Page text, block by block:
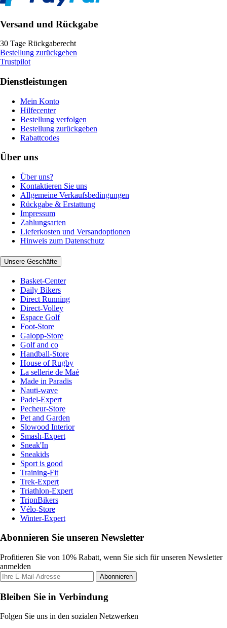
Versand und Rückgabe
30 Tage Rückgaberecht
Bestellung zurückgeben
Trustpilot
Dienstleistungen
Mein Konto
Hilfecenter
Bestellung verfolgen
Bestellung zurückgeben
Rabattcodes
Über uns
Über uns?
Kontaktieren Sie uns
Allgemeine Verkaufsbedingungen
Rückgabe & Erstattung
Impressum
Zahlungsarten
Lieferkosten und Versandoptionen
Hinweis zum Datenschutz
Unsere Geschäfte
Basket-Center
Daily Bikers
Direct Running
Direct-Volley
Espace Golf
Foot-Store
Galopp-Store
Golf and co
Handball-Store
House of Rugby
La sellerie de Maé
Made in Paradis
Nauti-wave
Padel-Expert
Pecheur-Store
Pet and Garden
Slowood Interior
Smash-Expert
Sneak'In
Sneakids
Sport is good
Training-Fit
Trek-Expert
Triathlon-Expert
TripnBikers
Vélo-Store
Winter-Expert
Abonnieren Sie unseren Newsletter
Profitieren Sie von 10% Rabatt, wenn Sie sich für unseren Newsletter
anmelden
Abonnieren
Bleiben Sie in Verbindung
Folgen Sie uns in den sozialen Netzwerken